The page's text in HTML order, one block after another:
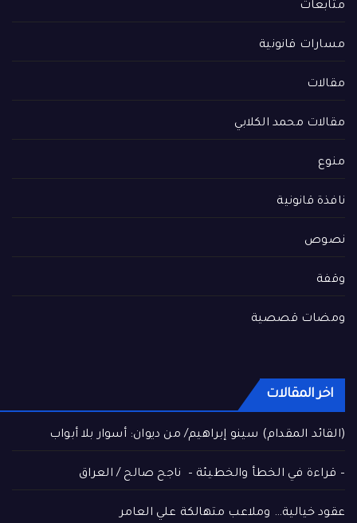
متابعات
مسارات قانونية
مقالات
مقالات محمد الكلابي
منوع
نافذة قانونية
نصوص
وقفة
ومضات قصصية
اخر المقالات
(القائد المقدام) سينو إبراهيم/ من ديوان: أسوار بلا أبواب
– قراءة في الخطأ والخطيئة – ناجح صالح / العراق
عقود خيالية… وملاعب متهالكة علي العامر